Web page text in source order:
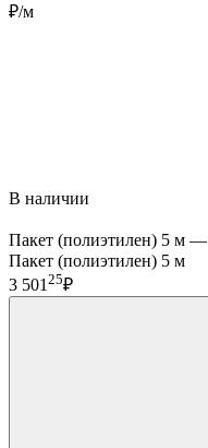
₽/м
В наличии
Пакет (полиэтилен) 5 м —
Пакет (полиэтилен) 5 м
3 50125₽